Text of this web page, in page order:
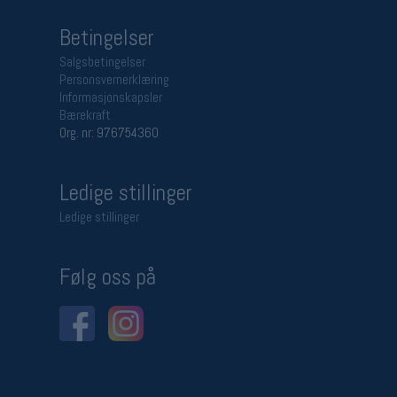
Betingelser
Salgsbetingelser
Personsvernerklæring
Informasjonskapsler
Bærekraft
Org. nr: 976754360
Ledige stillinger
Ledige stillinger
Følg oss på